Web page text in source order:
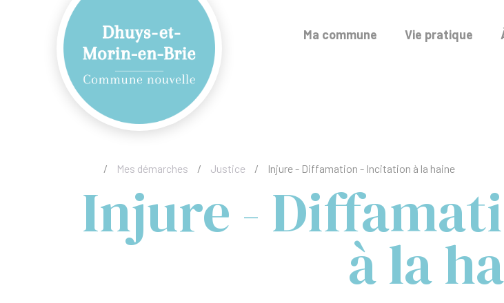
Ma commune Vie pratique
/ Mes démarches / Justice / Injure - Diffamation - Incitation à la haine
Injure -
à la